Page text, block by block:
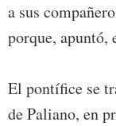
a sus
porque, apuntó,
El pontífice se
de Paliano, en